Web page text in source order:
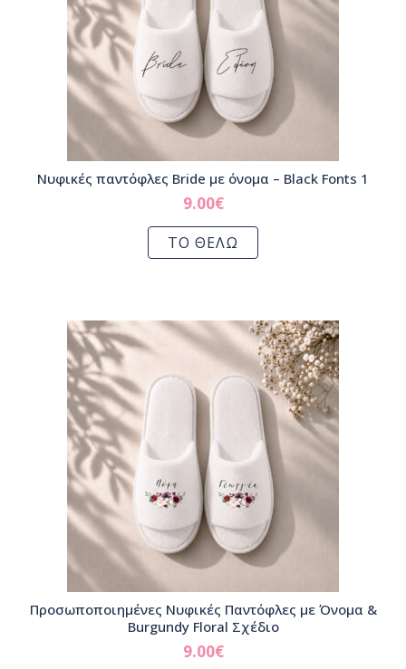
Νυφικές παντόφλες Bride με όνομα – Black Fonts 1
9.00€
ΤΟ ΘΕΛΩ
Προσωποποιημένες Νυφικές Παντόφλες με Όνομα &
Burgundy Floral Σχέδιο
9.00€